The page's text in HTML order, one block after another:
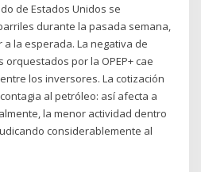
de Estados Unidos se
durante la pasada semana,
la esperada. La negativa de
por la OPEP+ cae
los inversores. La cotización
al petróleo: así afecta a
la menor actividad dentro
considerablemente al